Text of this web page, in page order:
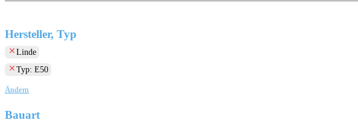
Hersteller, Typ
clear Linde
clear Typ: E50
Ändern
Bauart